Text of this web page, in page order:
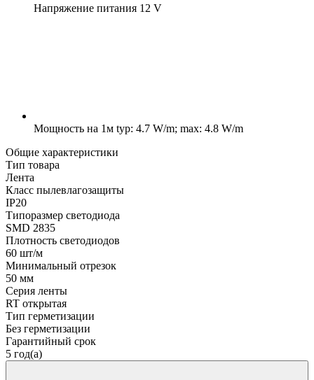
Напряжение питания 12 V
Мощность на 1м typ: 4.7 W/m; max: 4.8 W/m
Общие характеристики
Тип товара
Лента
Класс пылевлагозащиты
IP20
Типоразмер светодиода
SMD 2835
Плотность светодиодов
60 шт/м
Минимальный отрезок
50 мм
Серия ленты
RT открытая
Тип герметизации
Без герметизации
Гарантийный срок
5 год(а)